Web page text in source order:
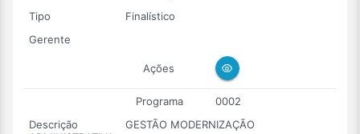
Tipo
Finalístico
Gerente
Ações
Programa
0002
Descrição
GESTÃO MODERNIZAÇÃO